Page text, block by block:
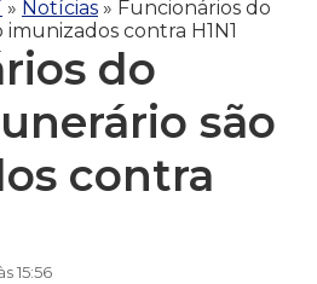
» Notícias » Funcionários do
contra H1N1
do
são
contra
15:56